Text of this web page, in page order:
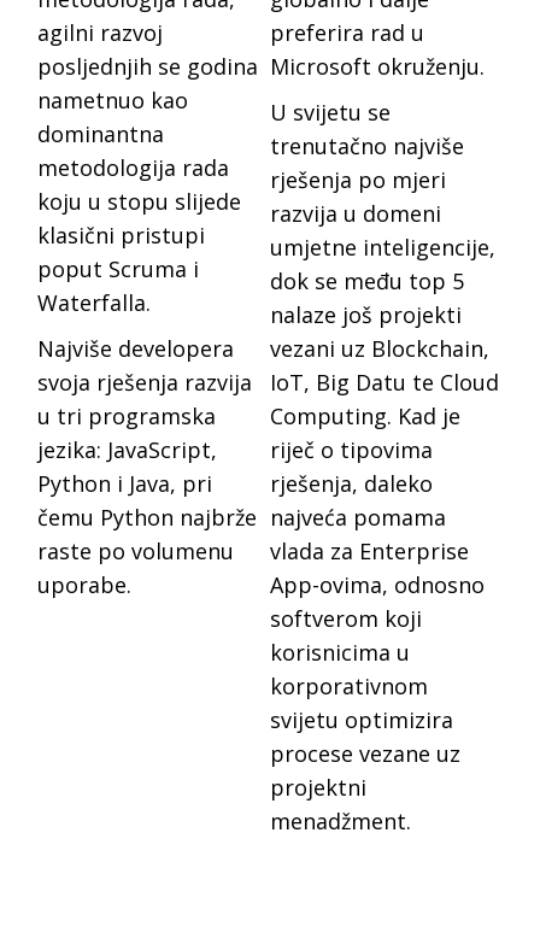
agilni razvoj
posljednjih se godina
nametnuo kao
dominantna
metodologija rada
koju u stopu slijede
klasični pristupi
poput Scruma i
Waterfalla.
Najviše developera
svoja rješenja razvija
u tri programska
jezika: JavaScript,
Python i Java, pri
čemu Python najbrže
raste po volumenu
uporabe.
preferira rad u
Microsoft okruženju.
U svijetu se
trenutačno najviše
rješenja po mjeri
razvija u domeni
umjetne inteligencije,
dok se među top 5
nalaze još projekti
vezani uz Blockchain,
IoT, Big Datu te Cloud
Computing. Kad je
riječ o tipovima
rješenja, daleko
najveća pomama
vlada za Enterprise
App-ovima, odnosno
softverom koji
korisnicima u
korporativnom
svijetu optimizira
procese vezane uz
projektni
menadžment.